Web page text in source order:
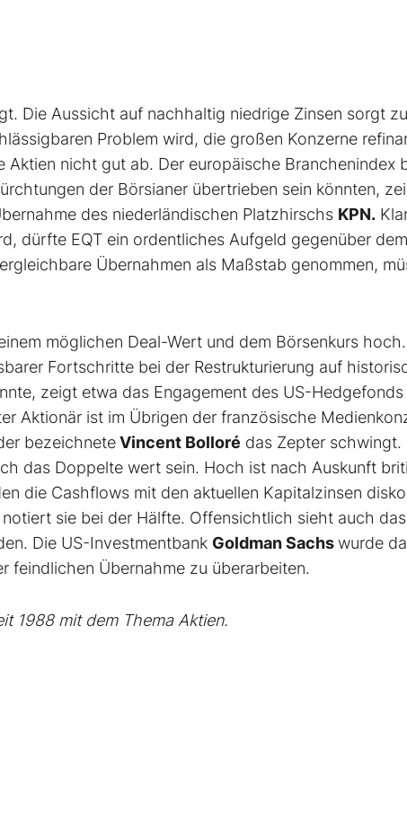
Die Aussicht auf nachhaltig niedrige Zinsen sorgt
Problem wird, die großen Konzerne
nicht gut ab. Der europäische Branchenindex
der Börsianer übertrieben sein könnten,
des niederländischen Platzhirschs KPN.
dürfte EQT ein ordentliches Aufgeld gegenüber dem
Übernahmen als Maßstab genommen,
möglichen Deal-Wert und dem Börsenkurs
Fortschritte bei der Restrukturierung auf
zeigt etwa das Engagement des US-Hedgefonds
Aktionär ist im Übrigen der französische
bezeichneteVincent Bolloré das Zepter schwingt.
das Doppelte wert sein. Hoch ist nach Auskunft
die Cashflows mit den aktuellen Kapitalzinsen
sie bei der Hälfte. Offensichtlich sieht auch das
Die US-Investmentbank Goldman Sachswurde
feindlichen Übernahme zu überarbeiten.
1988 mit dem Thema Aktien.